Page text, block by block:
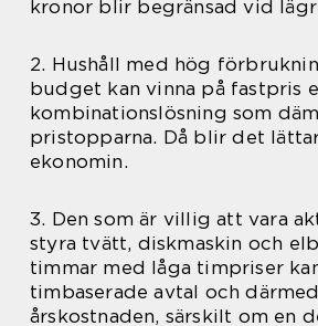
kronor blir begränsad vid
2. Hushåll med hög
budget kan vinna på fastpris
kombinationslösning som
pristopparna. Då blir det
ekonomin.
3. Den som är villig att vara
styra tvätt, diskmaskin och
timmar med låga timpriser
timbaserade avtal och
årskostnaden, särskilt om en